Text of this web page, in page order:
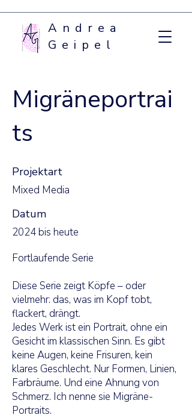
Andrea
Geipel
Migräneportrai
ts
Projektart
Mixed Media
Datum
2024 bis heute
Fortlaufende Serie
Diese Serie zeigt Köpfe – oder
vielmehr: das, was im Kopf tobt,
flackert, drängt.
Jedes Werk ist ein Portrait, ohne ein
Gesicht im klassischen Sinn. Es gibt
keine Augen, keine Frisuren, kein
klares Geschlecht. Nur Formen, Linien,
Farbräume. Und eine Ahnung von
Schmerz. Ich nenne sie Migräne-
Portraits.